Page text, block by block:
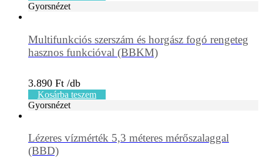
Gyorsnézet
Multifunkciós szerszám és horgász fogó rengeteg
hasznos funkcióval (BBKM)
3.890 Ft
Kosárba teszem
Gyorsnézet
Lézeres vízmérték 5,3 méteres mérőszalaggal
(BBD)